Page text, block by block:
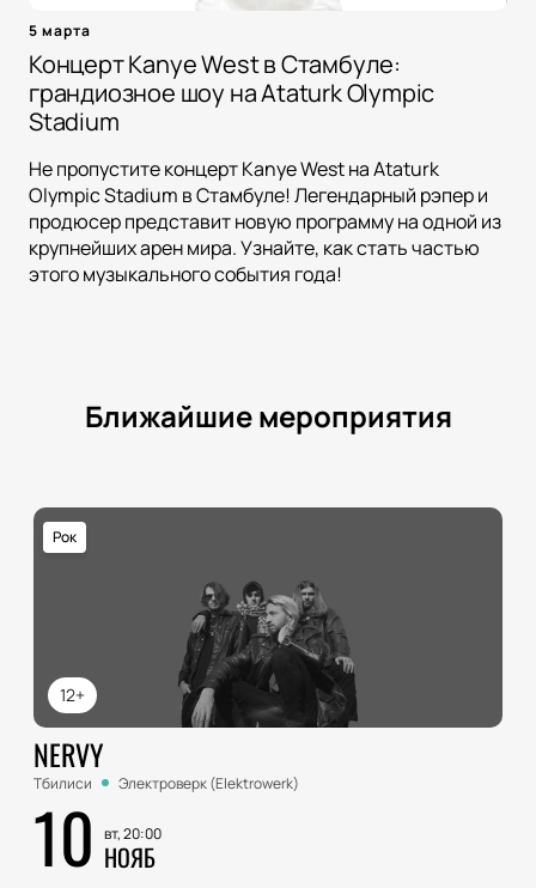
5 марта
Концерт Kanye West в Стамбуле:
грандиозное шоу на Ataturk Olympic
Stadium
Не пропустите концерт Kanye West на Ataturk
Olympic Stadium в Стамбуле! Легендарный рэпер и
продюсер представит новую программу на одной из
крупнейших арен мира. Узнайте, как стать частью
этого музыкального события года!
Ближайшие мероприятия
12+
Рок
NERVY
Тбилиси Электроверк (Elektrowerk)
10 вт, 20:00
НОЯБ